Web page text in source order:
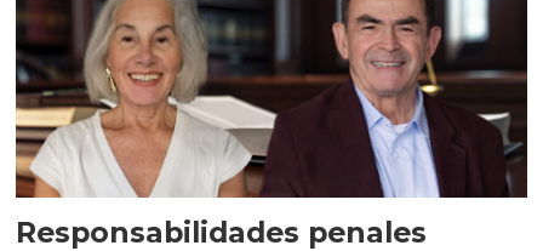
Responsabilidades penales